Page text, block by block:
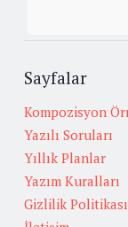
Sayfalar
Kompozisyon
Yazılı Soruları
Yıllık Planlar
Yazım Kuralları
Gizlilik Politikası